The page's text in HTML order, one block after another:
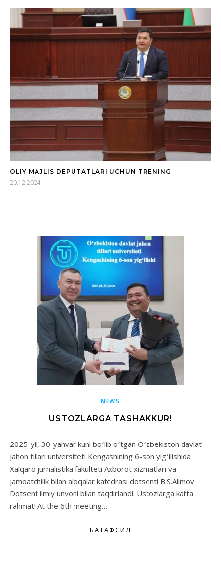
OLIY MAJLIS DEPUTATLARI UCHUN TRENING
20.12.2024
NEWS
USTOZLARGA TASHAKKUR!
2025-yil, 30-yanvar kuni boʻlib oʻtgan Oʻzbekiston davlat
jahon tillari universiteti Kengashining 6-son yigʻilishida
Xalqaro jurnalistika fakulteti Axborot xizmatlari va
jamoatchilik bilan aloqalar kafedrasi dotsenti B.S.Alimov
Dotsent ilmiy unvoni bilan taqdirlandi. Ustozlarga katta
rahmat! At the 6th meeting…
БАТАФСИЛ